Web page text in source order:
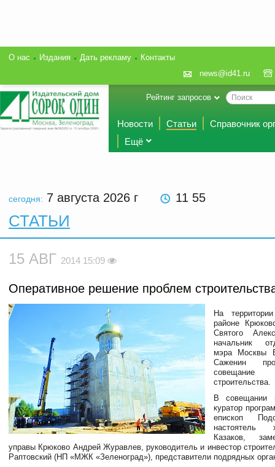
О нас Издания Дать рекламу
Контакты
news@id41.ru
Рейтинг запросов
Новости Статьи
Справочник
Ещё
сегодня: 7 августа 2026 г 11 55
СТАТЬИ
15 АВГ 2014 15:09
Оперативное решение проблем
На
районе
Святого
начальник
мэра Москвы
Саженин
совещание
строительства.
В совещании
куратор
епископ
настоятель
Казаков,
управы Крюково Андрей Журавлев, руководитель и инвестор
Раптовский (НП «МЖК «Зеленоград»), представители подрядных